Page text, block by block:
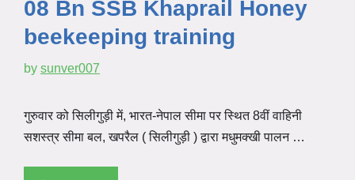
08 Bn SSB Khaprail Honey
beekeeping training
by sunver007
गुरुवार को सिलीगुड़ी में, भारत-नेपाल सीमा पर स्थित 8वीं वाहिनी
सशस्त्र सीमा बल, खपरैल ( सिलीगुड़ी ) द्वारा मधुमक्खी पालन …